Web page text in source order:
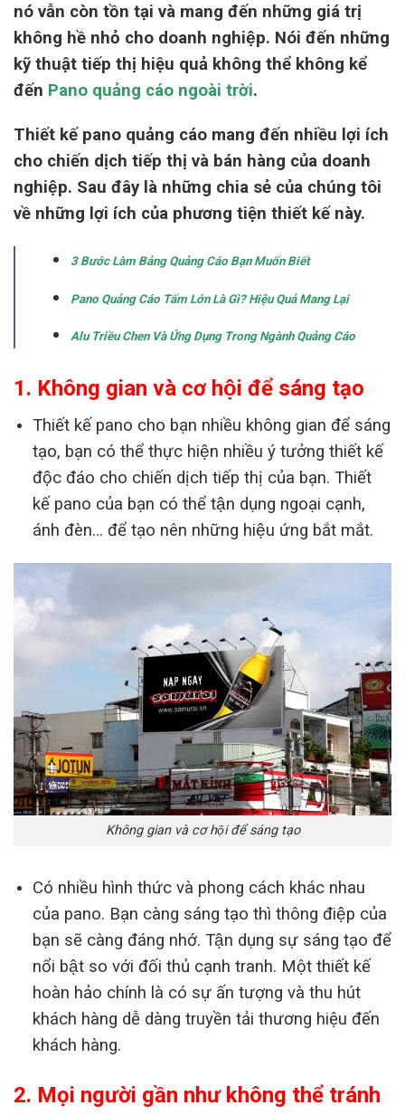
nó vẫn còn tồn tại và mang đến những giá trị
không hề nhỏ cho doanh nghiệp. Nói đến những
kỹ thuật tiếp thị hiệu quả không thể không kể
đến Pano quảng cáo ngoài trời.
Thiết kế pano quảng cáo mang đến nhiều lợi ích
cho chiến dịch tiếp thị và bán hàng của doanh
nghiệp. Sau đây là những chia sẻ của chúng tôi
về những lợi ích của phương tiện thiết kế này.
3 Bước Làm Bảng Quảng Cáo Bạn Muốn Biết
Pano Quảng Cáo Tấm Lớn Là Gì? Hiệu Quả Mang Lại
Alu Triều Chen Và Ứng Dụng Trong Ngành Quảng Cáo
1. Không gian và cơ hội để sáng tạo
Thiết kế pano cho bạn nhiều không gian để sáng
tạo, bạn có thể thực hiện nhiều ý tưởng thiết kế
độc đáo cho chiến dịch tiếp thị của bạn. Thiết
kế pano của bạn có thể tận dụng ngoại cạnh,
ánh đèn… để tạo nên những hiệu ứng bắt mắt.
Không gian và cơ hội để sáng tạo
Có nhiều hình thức và phong cách khác nhau
của pano. Bạn càng sáng tạo thì thông điệp của
bạn sẽ càng đáng nhớ. Tận dụng sự sáng tạo để
nổi bật so với đối thủ cạnh tranh. Một thiết kế
hoàn hảo chính là có sự ấn tượng và thu hút
khách hàng dễ dàng truyền tải thương hiệu đến
khách hàng.
2. Mọi người gần như không thể tránh